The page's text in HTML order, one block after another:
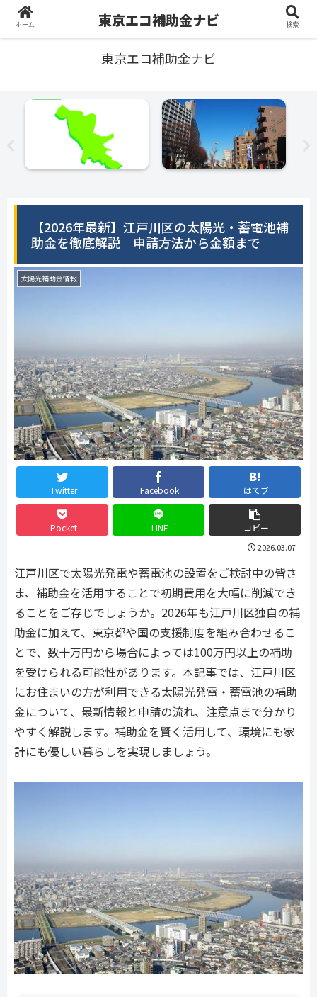
東京エコ補助金ナビ
【2026年最新】江戸川区の太陽光・蓄電池補
助金を徹底解説｜申請方法から金額まで
太陽光補助金情報
Twitter Facebook はてブ
Pocket LINE コピー
2026.03.07
江戸川区で太陽光発電や蓄電池の設置をご検討中の皆さ
ま、補助金を活用することで初期費用を大幅に削減でき
ることをご存じでしょうか。2026年も江戸川区独自の補
助金に加えて、東京都や国の支援制度を組み合わせるこ
とで、数十万円から場合によっては100万円以上の補助
を受けられる可能性があります。本記事では、江戸川区
にお住まいの方が利用できる太陽光発電・蓄電池の補助
金について、最新情報と申請の流れ、注意点まで分かり
やすく解説します。補助金を賢く活用して、環境にも家
計にも優しい暮らしを実現しましょう。
ホーム 東京エコ補助金ナビ 検索